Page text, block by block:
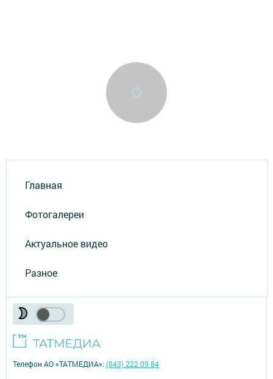
Главная
Фотогалереи
Актуальное видео
Разное
Телефон АО «ТАТМЕДИА»:(843) 222 09 84